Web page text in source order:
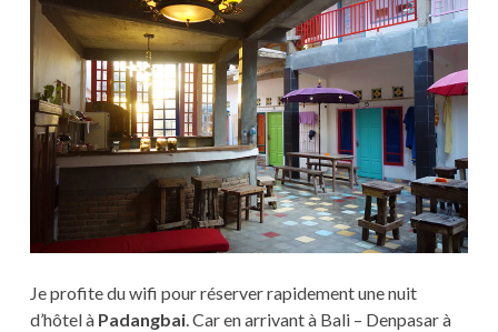
Je profite du wifi pour réserver rapidement une nuit
d’hôtel à Padangbai. Car en arrivant à Bali – Denpasar à